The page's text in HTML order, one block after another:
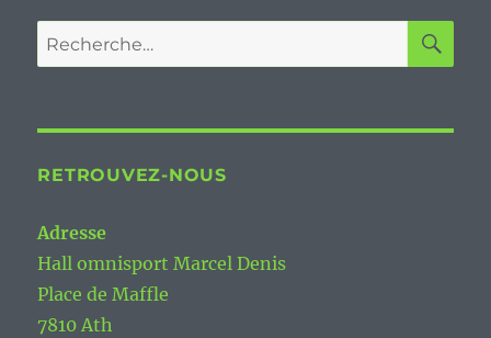
Recherche
pour :
RETROUVEZ-NOUS
Adresse
Hall omnisport Marcel Denis
Place de Maffle
7810 Ath